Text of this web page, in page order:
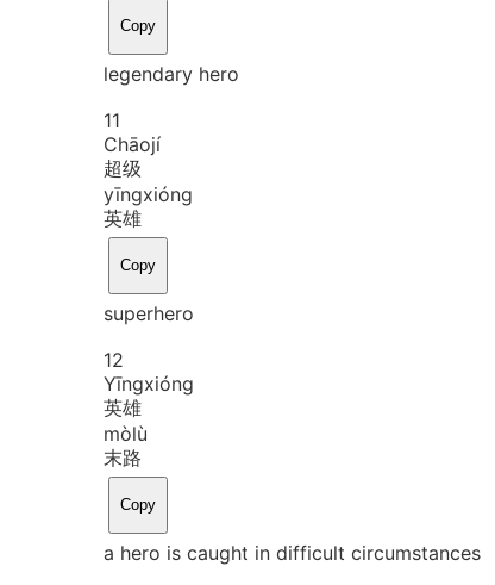
Copy
legendary hero
11
Chāojí
超级
yīngxióng
英雄
Copy
superhero
12
Yīngxióng
英雄
mòlù
末路
Copy
a hero is caught in difficult circumstances